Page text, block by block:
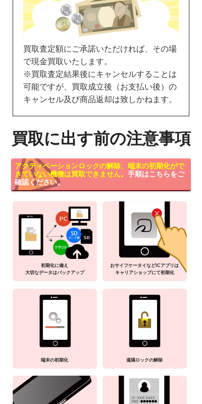
買取査定額にご承諾いただければ、その場
で現金買取いたします。
※買取査定結果後にキャンセルすることは
可能ですが、買取成立後（お支払い後）の
キャンセル及び商品返却は致しかねます。
買取に出す前の注意事項
アクティベーションロックの解除、端末の初期化がで
きていない機種は買取できません。 手順はこちらをご
確認ください。
初期化に備え
大切なデータはバックアップ
おサイフケータイなどICアプリは
キャリアショップにて初期化
端末の初期化 遠隔ロックの解除